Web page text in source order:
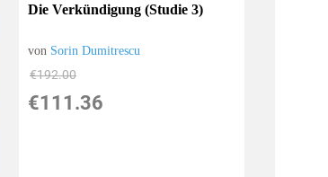
Die Verkündigung (Studie 3)
von Sorin Dumitrescu
€192.00
€111.36